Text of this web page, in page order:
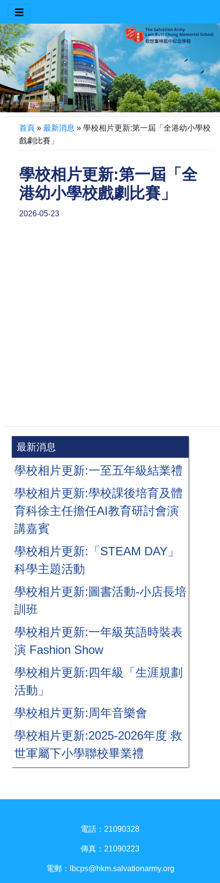
首頁 » 最新消息 » 學校相片更新:第一屆「全港幼小學校
戲劇比賽」
學校相片更新:第一屆「全
港幼小學校戲劇比賽」
2026-05-23
最新消息
學校相片更新:一至五年級結業禮
學校相片更新:學校課後培育及體
育科徐主任擔任AI教育研討會演
講嘉賓
學校相片更新:「STEAM DAY」
科學主題活動
學校相片更新:圖書活動-小店長培
訓班
學校相片更新:一年級英語時裝表
演 Fashion Show
學校相片更新:四年級「生涯規劃
活動」
學校相片更新:周年音樂會
學校相片更新:2025-2026年度 救
世軍屬下小學聯校畢業禮
電話：21090328
傳真：21090223
電郵： lbcps@hkm.salvationarmy.org